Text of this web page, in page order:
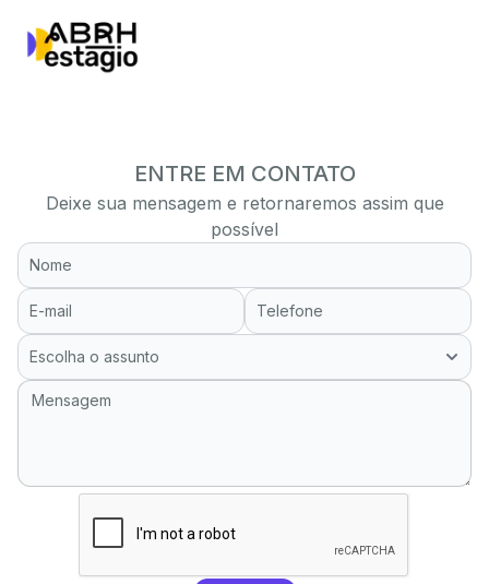
ENTRE EM CONTATO
Deixe sua mensagem e retornaremos assim que
possível